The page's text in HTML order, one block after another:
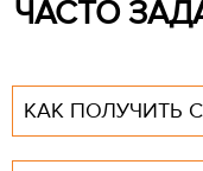
ЧАСТО
КАК ПОЛУЧИТЬ